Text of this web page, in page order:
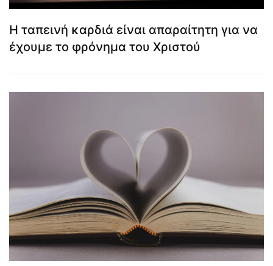
Η ταπεινή καρδιά είναι απαραίτητη για να
έχουμε το φρόνημα του Χριστού